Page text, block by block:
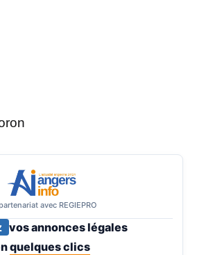
avec REGIEPRO
vos annonces légales
quelques clics